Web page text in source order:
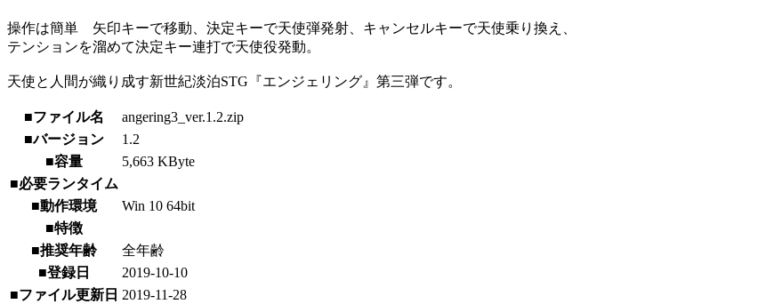
操作は簡単 矢印キーで移動、決定キーで天使弾発射、キャンセルキーで天使乗り換え、
テンションを溜めて決定キー連打で天使役発動。
天使と人間が織り成す新世紀淡泊STG『エンジェリング』第三弾です。
■ファイル名
angering3_ver.1.2.zip
■バージョン
1.2
■容量
5,663 KByte
■必要ランタイム
■動作環境
Win 10 64bit
■特徴
■推奨年齢
全年齢
■登録日
2019-10-10
■ファイル更新日 2019-11-28